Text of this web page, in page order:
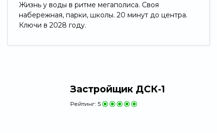
Жизнь у воды в ритме мегаполиса. Своя
набережная, парки, школы. 20 минут до центра.
Ключи в 2028 году.
Застройщик ДСК-1
Рейтинг: 5